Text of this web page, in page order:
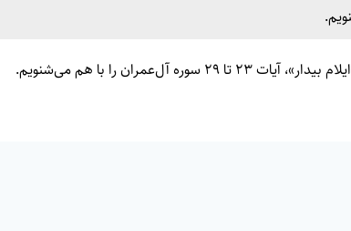
ایلام بیدار»، آیات 23 تا 29 سوره آل‌عمران را با هم می‌شنویم.